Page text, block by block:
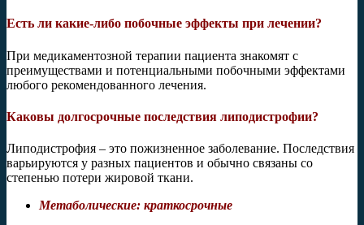
Есть ли какие-либо побочные эффекты при лечении?
При медикаментозной терапии пациента знакомят с
преимуществами и потенциальными побочными эффектами
любого рекомендованного лечения.
Каковы долгосрочные последствия липодистрофии?
Липодистрофия – это пожизненное заболевание. Последствия
варьируются у разных пациентов и обычно связаны со
степенью потери жировой ткани.
Метаболические: краткосрочные